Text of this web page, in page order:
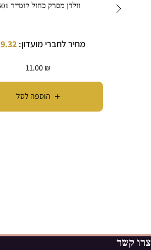
הוספה לסל
וולדן מסרק כחול קומייר 501
מחיר לחברי מועדון: 9.32
11.00₪
צרו קשר